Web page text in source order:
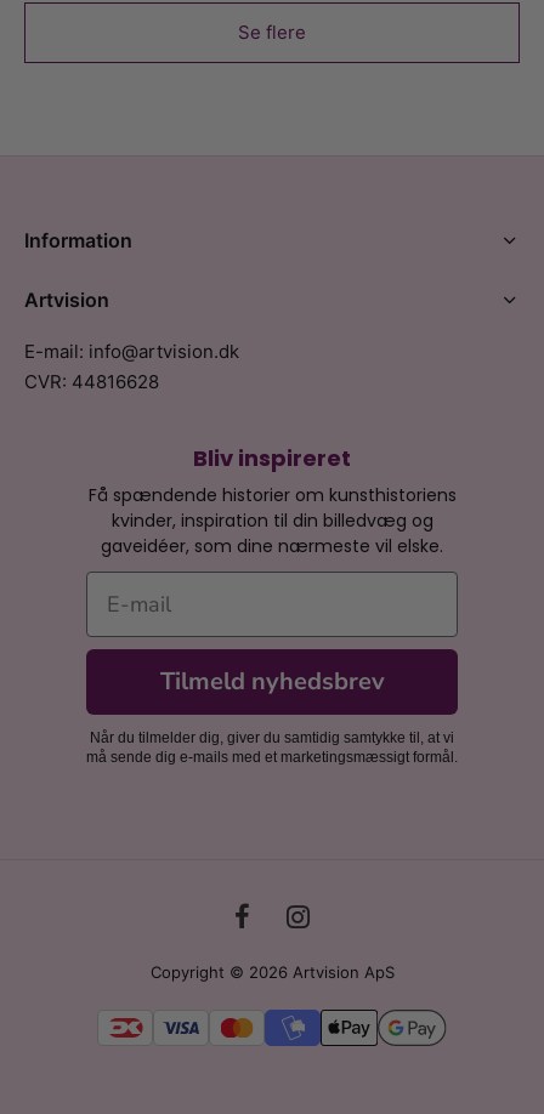
Se flere
Bliv inspireret
Få spændende historier om kunsthistoriens
kvinder, inspiration til din billedvæg og
gaveidéer, som dine nærmeste vil elske.
E-mail
Tilmeld nyhedsbrev
Når du tilmelder dig, giver du samtidig samtykke til, at vi
må sende dig e-mails med et marketingsmæssigt formål.
Information
Artvision
E-mail: info@artvision.dk
CVR: 44816628
Copyright © 2026 Artvision ApS